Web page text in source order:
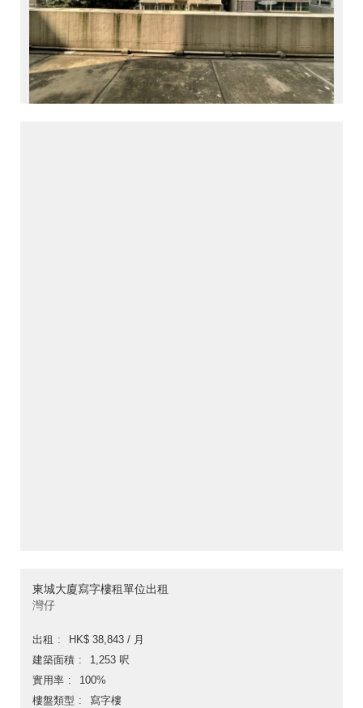
東城大廈寫字樓租單位出租
灣仔
出租
HK$ 38,843 / 月
建築面積
1,253 呎
實用率
100%
樓盤類型
寫字樓